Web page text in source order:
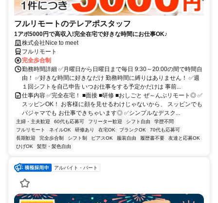
フルリモートのテレアポスタッフ
1アポ5000円で高収入!完全在宅で好きな時間にお仕事OK♪
株式会社Nice to meet
フルリモート
完全歩合制
勤務時間詳細 ✅月曜日から日曜日まで毎日 9:30～20:00の間で時間自
由！ ✅好きな時間に好きなだけ 勤務時間に縛りはありません！ ✅週
１回シフトを自己申告 いつお仕事をする予定かだけは 事前...
仕事内容 ✅完全在宅！ ■面接 ■研修 ■おしごと ぜ～んぶリモート◎ ✅
スッピンOK！ お客様に顔を見せるわけじゃないから、 スッピンでも
パジャマでも お仕事できちゃいます◎ ✅シンプルなデスク...
主婦・主夫歓迎 60代も応募可 フリーター歓迎 シフト自由
学歴不問
フルリモート
ネイルOK 研修あり 在宅OK ブランクOK
70代も応募可
長期歓迎
完全歩合制 シフト制 ピアスOK 服装自由 履歴書不要
友達と応募OK
ひげOK
髪型・髪色自由
アルバイト・パート